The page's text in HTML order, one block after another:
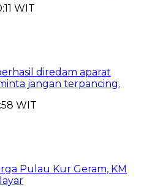
WIT
diredam aparat
jangan terpancing.
WIT
Pulau Kur Geram, KM